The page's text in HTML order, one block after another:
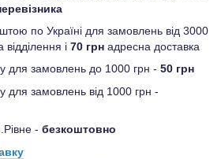
по Україні для замовлень від 3000
і 70 грн адресна доставка
для замовлень до 1000 грн - 50 грн
для замовлень від 1000 грн -
- безкоштовно